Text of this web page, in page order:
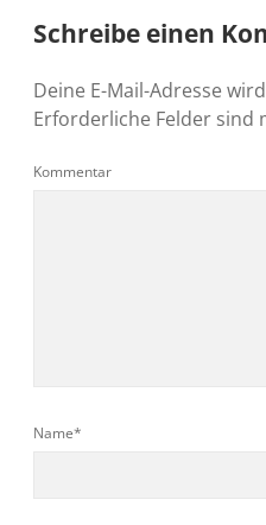
Schreibe einen
Deine E-Mail-Adresse
Erforderliche Felder sind
Kommentar
Name*